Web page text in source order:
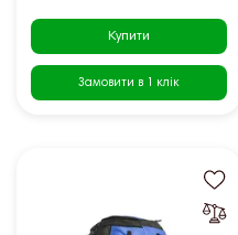
Купити
Замовити в 1 клік